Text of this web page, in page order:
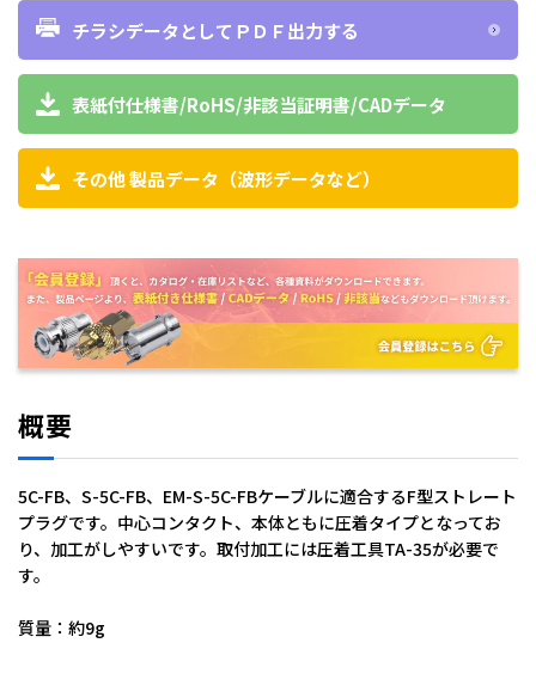
チラシデータとしてＰＤＦ出力する
表紙付仕様書/RoHS/非該当証明書/CADデータ
その他 製品データ（波形データなど）
概要
5C-FB、S-5C-FB、EM-S-5C-FBケーブルに適合するF型ストレート
プラグです。中心コンタクト、本体ともに圧着タイプとなってお
り、加工がしやすいです。取付加工には圧着工具TA-35が必要で
す。
質量：約9g